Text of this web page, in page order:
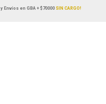
y Envíos en GBA + $70000 SIN CARGO!